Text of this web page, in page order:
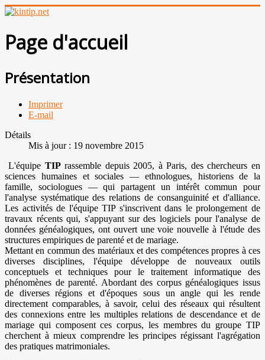
Page d'accueil
Présentation
Imprimer
E-mail
Détails
Mis à jour : 19 novembre 2015
L'équipe TIPrassemble depuis 2005, à Paris, des chercheurs en
sciences humaines et sociales — ethnologues, historiens de la
famille, sociologues — qui partagent un intérêt commun pour
l'analyse systématique des relations de consanguinité et d'alliance.
Les activités de l'équipe TIP s'inscrivent dans le prolongement de
travaux récents qui, s'appuyant sur des logiciels pour l'analyse de
données généalogiques, ont ouvert une voie nouvelle à l'étude des
structures empiriques de parenté et de mariage.
Mettant en commun des matériaux et des compétences propres à ces
diverses disciplines, l'équipe développe de nouveaux outils
conceptuels et techniques pour le traitement informatique des
phénomènes de parenté. Abordant des corpus généalogiques issus
de diverses régions et d'époques sous un angle qui les rende
directement comparables, à savoir, celui des réseaux qui résultent
des connexions entre les multiples relations de descendance et de
mariage qui composent ces corpus, les membres du groupe TIP
cherchent à mieux comprendre les principes régissant l'agrégation
des pratiques matrimoniales.